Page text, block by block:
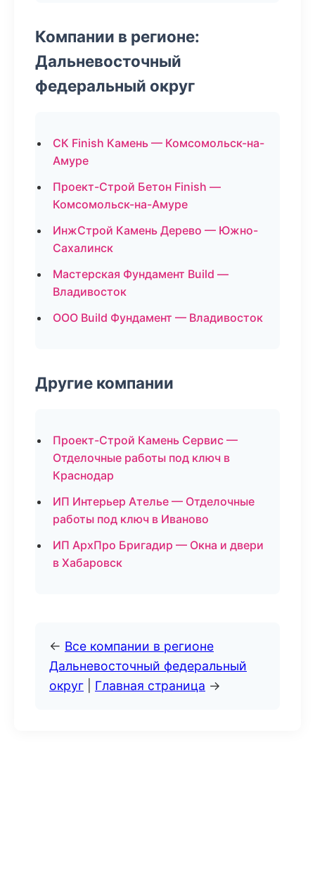
Компании в регионе:
Дальневосточный
федеральный округ
СК Finish Камень — Комсомольск-на-
Амуре
Проект-Строй Бетон Finish —
Комсомольск-на-Амуре
ИнжСтрой Камень Дерево — Южно-
Сахалинск
Мастерская Фундамент Build —
Владивосток
ООО Build Фундамент — Владивосток
Другие компании
Проект-Строй Камень Сервис —
Отделочные работы под ключ в
Краснодар
ИП Интерьер Ателье — Отделочные
работы под ключ в Иваново
ИП АрхПро Бригадир — Окна и двери
в Хабаровск
← Все компании в регионе
Дальневосточный федеральный
округ
Главная страница →